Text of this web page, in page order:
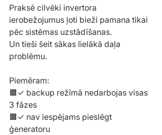
Praksē cilvēki invertora
ierobežojumus ļoti bieži pamana tikai
pēc sistēmas uzstādīšanas.
Un tieši šeit sākas lielākā daļa
problēmu.
Piemēram:
🟧✓ backup režīmā nedarbojas visas
3 fāzes
🟧✓ nav iespējams pieslēgt
ģeneratoru